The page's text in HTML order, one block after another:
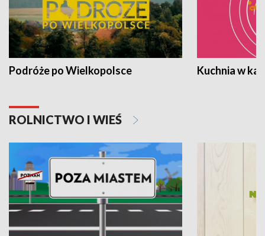
Podróże po Wielkopolsce Kuchnia w
ROLNICTWO I WIEŚ